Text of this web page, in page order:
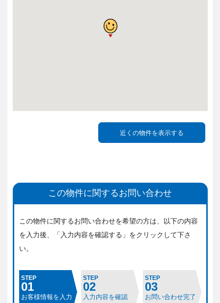
この物件に関するお問い合わせ
この物件に関するお問い合わせを希望の方は、 以下の内容
を入力後、「入力内容を確認する」をクリックして下さ
い。
STEP
01
お客様情報を入力
STEP
02
入力内容を確認
STEP
03
お問い合わせ完了